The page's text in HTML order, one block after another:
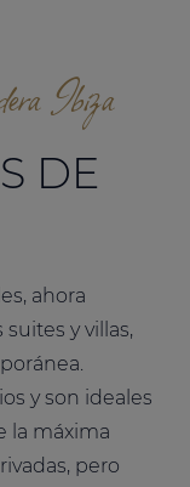
Ibiza
DE
ahora
y villas,
y son ideales
la máxima
pero